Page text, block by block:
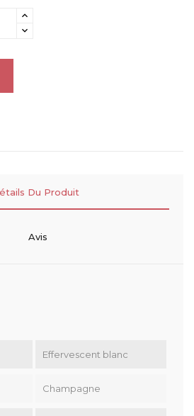
Du Produit
Avis
Effervescent blanc
Champagne